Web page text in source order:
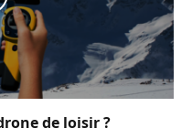
de loisir ?